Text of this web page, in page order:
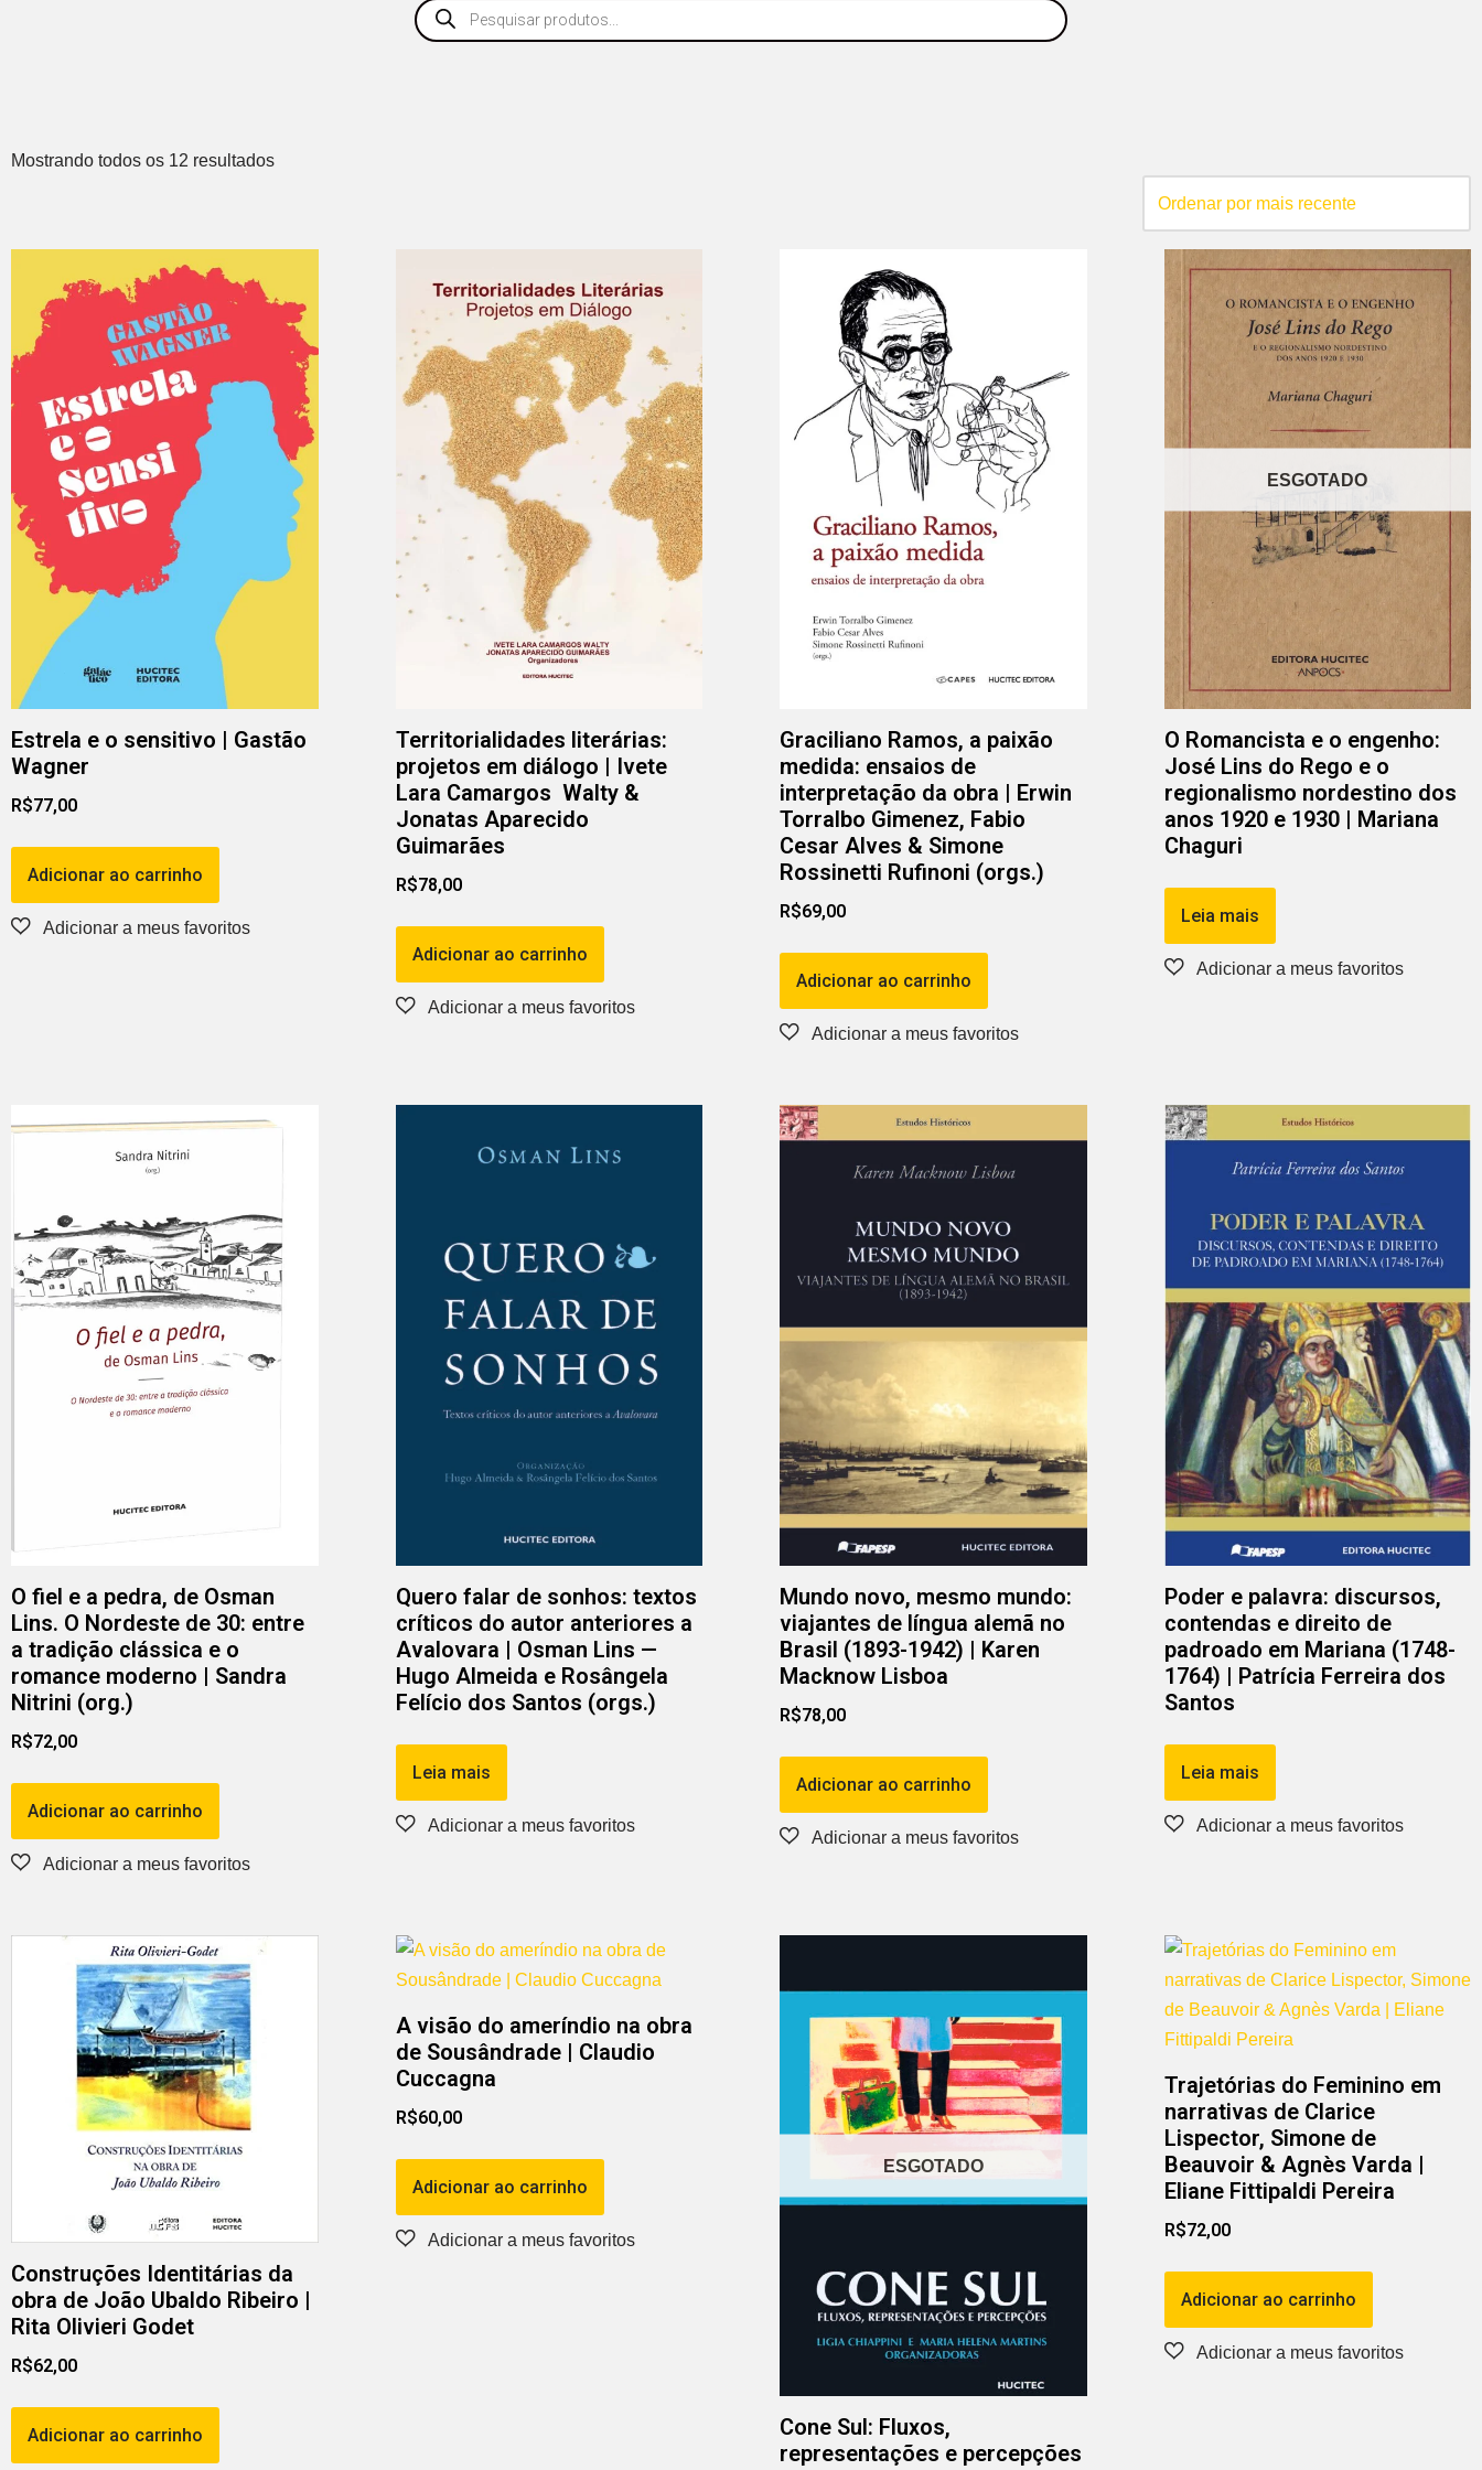
Mostrando todos os 12 resultados
Estrela e o sensitivo | Gastão
Wagner
R$77,00
Adicionar ao carrinho
Territorialidades literárias:
projetos em diálogo | Ivete
Lara Camargos Walty &
Jonatas Aparecido
Guimarães
R$78,00
Adicionar ao carrinho
Graciliano Ramos, a paixão
medida: ensaios de
interpretação da obra | Erwin
Torralbo Gimenez, Fabio
Cesar Alves & Simone
Rossinetti Rufinoni (orgs.)
R$69,00
Adicionar ao carrinho
ESGOTADO
O Romancista e o engenho:
José Lins do Rego e o
regionalismo nordestino dos
anos 1920 e 1930 | Mariana
Chaguri
Leia mais
O fiel e a pedra, de Osman
Lins. O Nordeste de 30: entre
a tradição clássica e o
romance moderno | Sandra
Nitrini (org.)
R$72,00
Adicionar ao carrinho
Quero falar de sonhos: textos
críticos do autor anteriores a
Avalovara | Osman Lins —
Hugo Almeida e Rosângela
Felício dos Santos (orgs.)
Leia mais
Mundo novo, mesmo mundo:
viajantes de língua alemã no
Brasil (1893-1942) | Karen
Macknow Lisboa
R$78,00
Adicionar ao carrinho
Poder e palavra: discursos,
contendas e direito de
padroado em Mariana (1748-
1764) | Patrícia Ferreira dos
Santos
Leia mais
Construções Identitárias da
obra de João Ubaldo Ribeiro |
Rita Olivieri Godet
R$62,00
Adicionar ao carrinho
A visão do ameríndio na obra
de Sousândrade | Claudio
Cuccagna
R$60,00
Adicionar ao carrinho
ESGOTADO
Cone Sul: Fluxos,
representações e percepções
Trajetórias do Feminino em
narrativas de Clarice
Lispector, Simone de
Beauvoir & Agnès Varda |
Eliane Fittipaldi Pereira
R$72,00
Adicionar ao carrinho